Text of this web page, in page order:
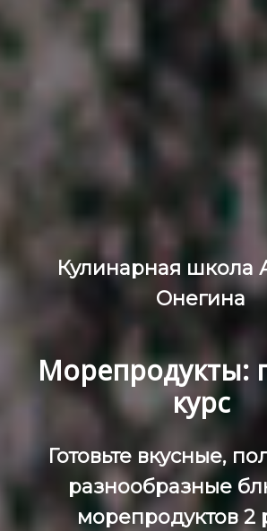
Кулинарная школа
Онегина
Морепродукты:
курс
Готовьте вкусные,
разнообразные
морепродуктов 2